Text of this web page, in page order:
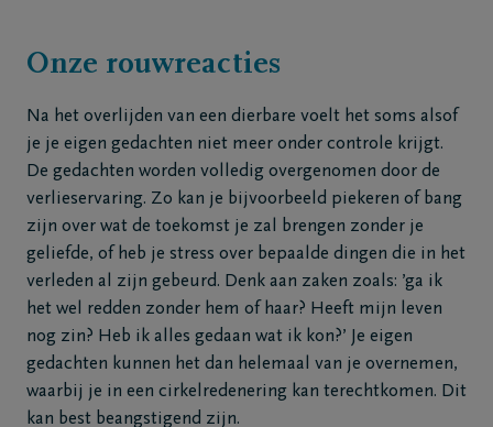
Onze rouwreacties
Na het overlijden van een dierbare voelt het soms alsof
je je eigen gedachten niet meer onder controle krijgt.
De gedachten worden volledig overgenomen door de
verlieservaring. Zo kan je bijvoorbeeld piekeren of bang
zijn over wat de toekomst je zal brengen zonder je
geliefde, of heb je stress over bepaalde dingen die in het
verleden al zijn gebeurd. Denk aan zaken zoals: ’ga ik
het wel redden zonder hem of haar? Heeft mijn leven
nog zin? Heb ik alles gedaan wat ik kon?’ Je eigen
gedachten kunnen het dan helemaal van je overnemen,
waarbij je in een cirkelredenering kan terechtkomen. Dit
kan best beangstigend zijn.